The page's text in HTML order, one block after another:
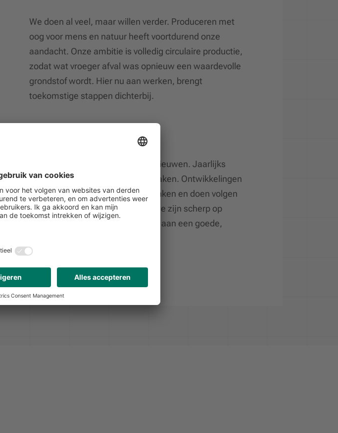
We doen al veel, maar willen verder. Produceren met
oog voor mens en natuur heeft voortdurend onze
aandacht. Onze ambitie is volledig circulaire productie,
zodat wat vroeger afval was opnieuw een waardevolle
grondstof wordt. Hier nu aan werken, brengt
toekomstige stappen dichterbij.
Noordhoff blijft evalueren en vernieuwen. Jaarlijks
laten wij een footprint-analyse maken. Ontwikkelingen
rondom duurzaam en bewust denken en doen volgen
we op de voet. Natuurlijk. Want we zijn scherp op
verbeterkansen. Zo dragen wij bij aan een goede,